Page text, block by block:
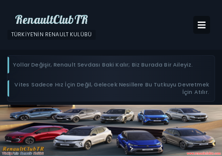
RenaultClubTR
TÜRKIYE'NIN RENAULT KULÜBÜ
Yollar Değişir, Renault Sevdası Baki Kalır; Biz Burada Bir Aileyiz.
Vites Sadece Hız İçin Değil, Gelecek Nesillere Bu Tutkuyu Devretmek
İçin Atılır.